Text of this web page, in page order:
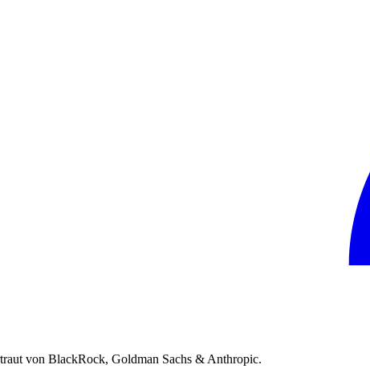
von BlackRock, Goldman Sachs & Anthropic.